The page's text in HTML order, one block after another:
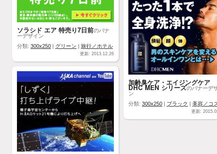
ソラシド エア 特売り7日前のバナ
ーデザイン
分類: 300x250 グリーン 旅行／ホテル
更新: 2013.12.26
加齢臭ケア・エイジングケア
DHC MEN シリーズのバナーデ
ン
分類: 300x250 ブラック 美容／コ
更新: